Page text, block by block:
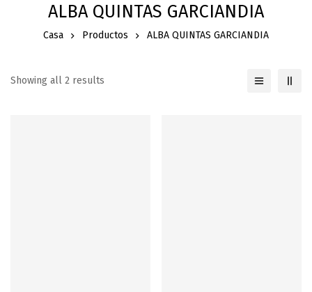
ALBA QUINTAS GARCIANDIA
Casa Productos ALBA QUINTAS GARCIANDIA
Showing all 2 results